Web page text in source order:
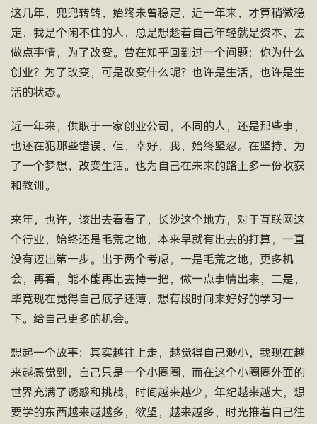
这几年，兜兜转转，始终未曾稳定，近一年来，才算稍微稳
定，我是个闲不住的人，总是想趁着自己年轻就是资本，去
做点事情，为了改变。曾在知乎回到过一个问题：你为什么
创业？为了改变，可是改变什么呢？也许是生活，也许是生
活的状态。
近一年来，供职于一家创业公司，不同的人，还是那些事，
也还在犯那些错误，但，幸好，我，始终坚忍。在坚持，为
了一个梦想，改变生活。也为自己在未来的路上多一份收获
和教训。
来年，也许，该出去看看了，长沙这个地方，对于互联网这
个行业，始终还是毛荒之地，本来早就有出去的打算，一直
没有迈出第一步。出于两个考虑，一是毛荒之地，更多机
会，再看，能不能再出去搏一把，做一点事情出来，二是，
毕竟现在觉得自己底子还薄，想有段时间来好好的学习一
下。给自己更多的机会。
想起一个故事：其实越往上走，越觉得自己渺小，我现在越
来越感觉到，自己只是一个小圈圈，而在这个小圈圈外面的
世界充满了诱惑和挑战，时间越来越少，年纪越来越大，想
要学的东西越来越越多，欲望，越来越多，时光推着自己往